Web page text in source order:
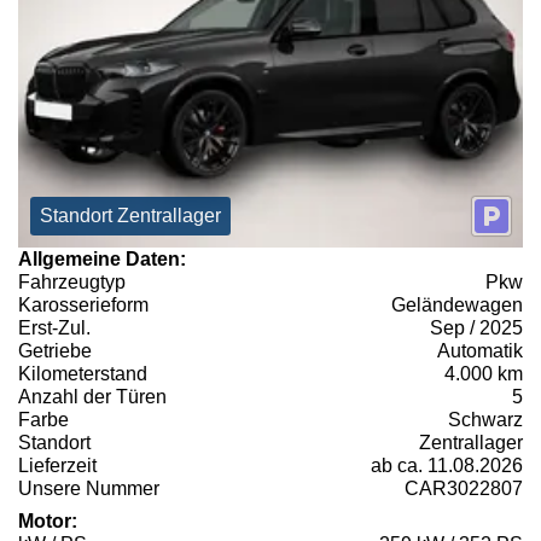
Standort Zentrallager
Allgemeine Daten:
Fahrzeugtyp
Pkw
Karosserieform
Geländewagen
Erst-Zul.
Sep / 2025
Getriebe
Automatik
Kilometerstand
4.000 km
Anzahl der Türen
5
Farbe
Schwarz
Standort
Zentrallager
Lieferzeit
ab ca. 11.08.2026
Unsere Nummer
CAR3022807
Motor: